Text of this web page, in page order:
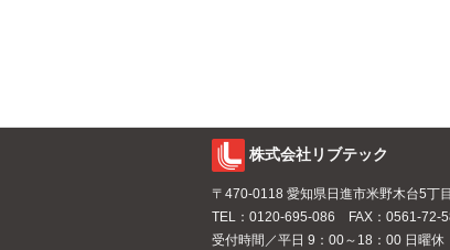
株式会社リブテック
〒470-0118 愛知県日進市米野木台5丁
TEL： 0120-695-086 FAX：0561-72-
受付時間／平日 9：00～18：00 日曜休